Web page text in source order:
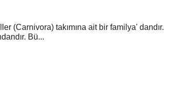
(Carnivora) takımına ait bir familya' dandır.
Bü...